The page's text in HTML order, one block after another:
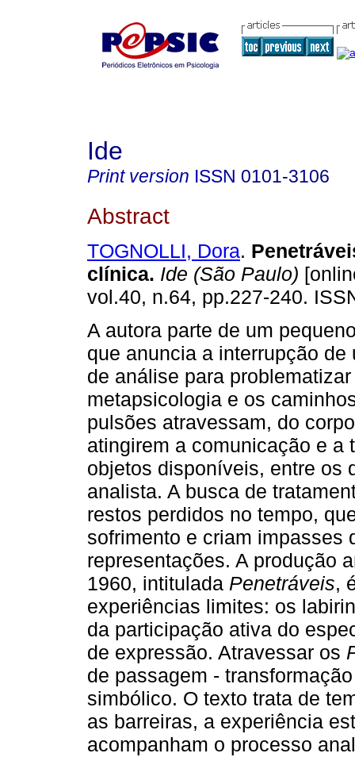
Ide
Print version ISSN 0101-3106
Abstract
TOGNOLLI, Dora.
clínica. Ide (São Paulo)
vol.40, n.64, pp.227-240.
A autora parte de um
que anuncia a interrupção de
de análise para
metapsicologia e os
pulsões atravessam, do
atingirem a comunicação e a
objetos disponíveis, entre os
analista. A busca de
restos perdidos no tempo,
sofrimento e criam impasses
representações. A produção
1960, intitulada Penetráveis,
experiências limites: os
da participação ativa do
de expressão. Atravessar os
de passagem -
simbólico. O texto trata de
as barreiras, a experiência
acompanham o processo